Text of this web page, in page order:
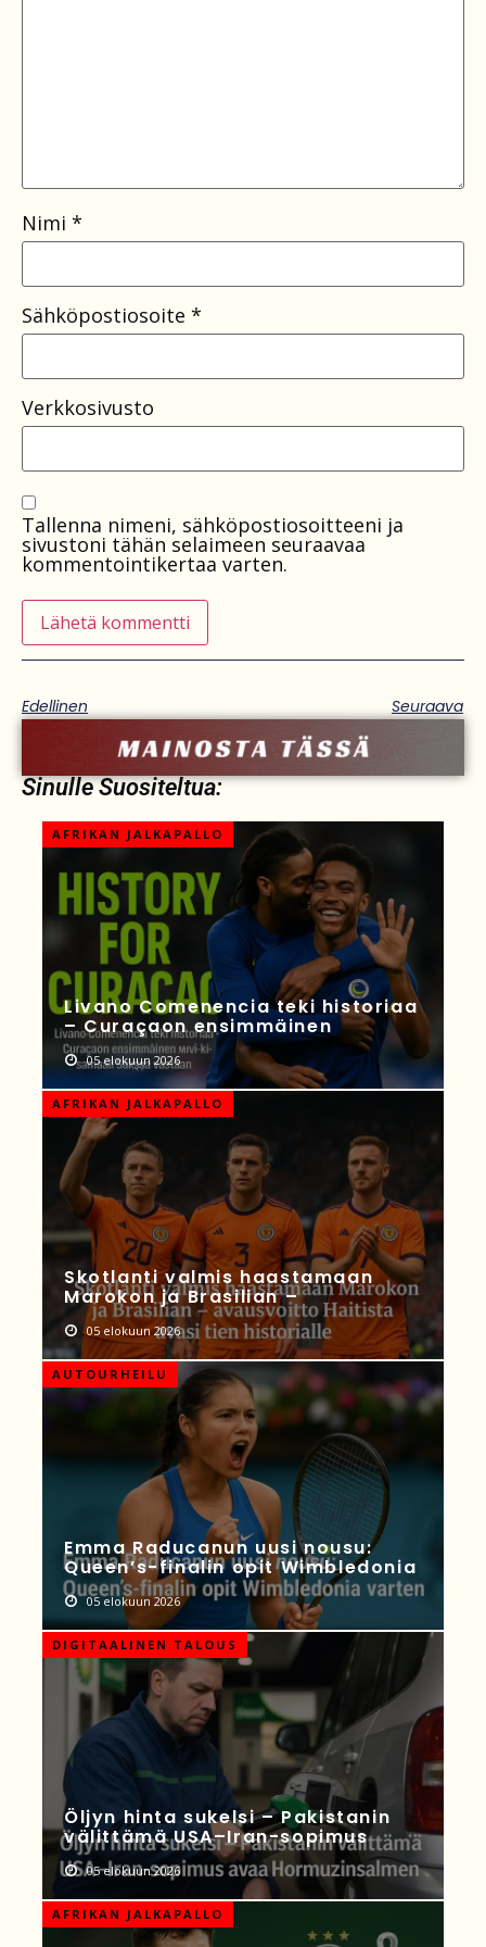
Nimi *
Sähköpostiosoite *
Verkkosivusto
Tallenna nimeni, sähköpostiosoitteeni ja
sivustoni tähän selaimeen seuraavaa
kommentointikertaa varten.
Edellinen Seuraava
Sinulle Suositeltua:
AFRIKAN JALKAPALLO
Livano Comenencia teki historiaa
– Curaçaon ensimmäinen
05 elokuun 2026
AFRIKAN JALKAPALLO
Skotlanti valmis haastamaan
Marokon ja Brasilian –
05 elokuun 2026
AUTOURHEILU
Emma Raducanun uusi nousu:
Queen’s-finalin opit Wimbledonia
05 elokuun 2026
DIGITAALINEN TALOUS
Öljyn hinta sukelsi – Pakistanin
välittämä USA–Iran-sopimus
05 elokuun 2026
AFRIKAN JALKAPALLO